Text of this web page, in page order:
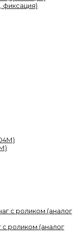
фиксация)
с роликом (аналог